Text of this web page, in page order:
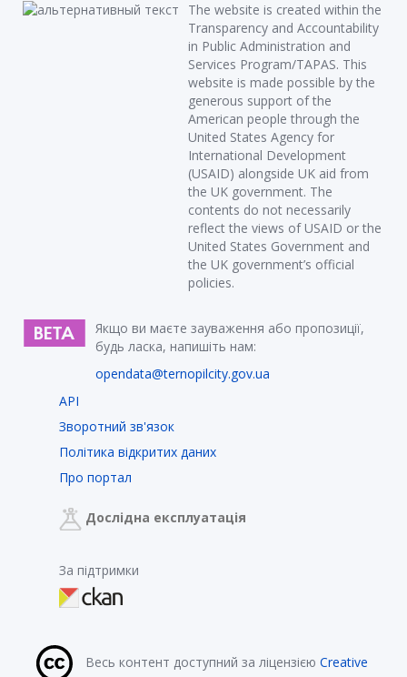
The website is created within the
Transparency and Accountability
in Public Administration and
Services Program/TAPAS. This
website is made possible by the
generous support of the
American people through the
United States Agency for
International Development
(USAID) alongside UK aid from
the UK government. The
contents do not necessarily
reflect the views of USAID or the
United States Government and
the UK government’s official
policies.
Якщо ви маєте зауваження або пропозиції,
будь ласка, напишіть нам:
opendata@ternopilcity.gov.ua
API
Зворотний зв'язок
Політика відкритих даних
Про портал
Дослідна експлуатація
За підтримки
Весь контент доступний за ліцензією Creative